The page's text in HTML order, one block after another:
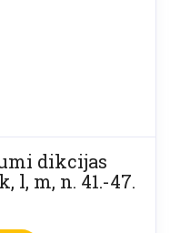
dikcijas
l, m, n. 41.-47.